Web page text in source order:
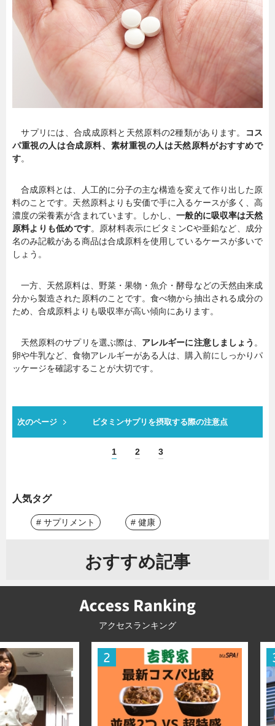
サプリには、合成成原料と天然原料の2種類があります。
コス
パ重視の人は合成原料、素材重視の人は天然原料がおすすめで
す。
合成原料とは、人工的に分子の主な構造を変えて作り出した原
料のことです。天然原料よりも安価で手に入るケースが多く、高
濃度の栄養素が含まれています。しかし、一般的に吸収率は天然
原料よりも低めです。原材料表示にビタミンCや亜鉛など、成分
名のみ記載がある商品は合成原料を使用しているケースが多いで
しょう。
一方、天然原料は、野菜・果物・魚介・酵母などの天然由来成
分から製造された原料のことです。食べ物から抽出される成分の
ため、合成原料よりも吸収率が高い傾向にあります。
天然原料のサプリを選ぶ際は、 アレルギーに注意しましょう 。
卵や牛乳など、食物アレルギーがある人は、購入前にしっかりパ
ッケージを確認することが大切です。
次のページ ビタミンサプリを摂取する際の注意点
1 2 3
人気タグ
# サプリメント # 健康
おすすめ記事
アクセスランキング